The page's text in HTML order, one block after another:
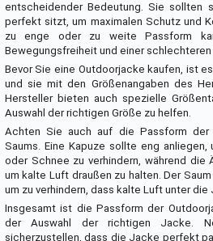
entscheidender Bedeutung. Sie sollten
perfekt sitzt, um maximalen Schutz und
zu enge oder zu weite Passform
Bewegungsfreiheit und einer schlechteren
Bevor Sie eine Outdoorjacke kaufen, ist
und sie mit den Größenangaben des
Hersteller bieten auch spezielle
Auswahl der richtigen Größe zu helfen.
Achten Sie auch auf die Passform der
Saums. Eine Kapuze sollte eng anliegen,
oder Schnee zu verhindern, während die
um kalte Luft draußen zu halten. Der
um zu verhindern, dass kalte Luft unter
Insgesamt ist die Passform der
der Auswahl der richtigen Jacke.
sicherzustellen, dass die Jacke perfekt